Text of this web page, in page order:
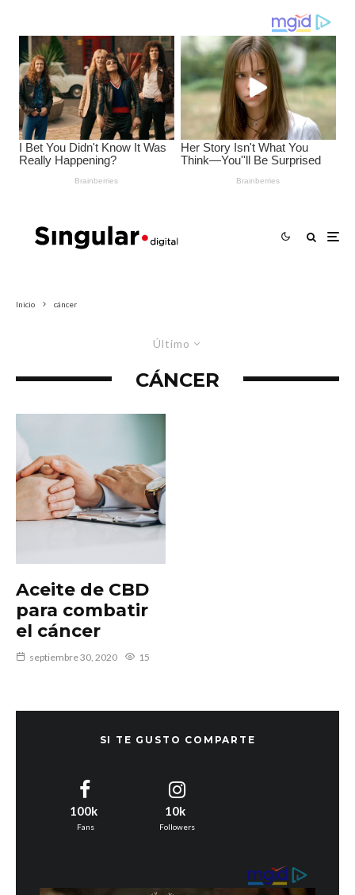
Inicio cáncer
Último
CÁNCER
Aceite de CBD
para combatir
el cáncer
septiembre 30, 2020 15
SI TE GUSTO COMPARTE
100k
Fans
10k
Followers